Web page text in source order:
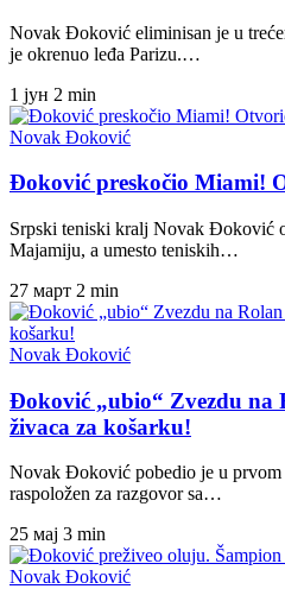
Novak Đoković eliminisan je u
je okrenuo leđa Parizu.…
1 јун 2 min
Novak Đoković
Đoković preskočio Miami!
Srpski teniski kralj Novak Đoković
Majamiju, a umesto teniskih…
27 март 2 min
Novak Đoković
Đoković „ubio“ Zvezdu na
živaca za košarku!
Novak Đoković pobedio je u
raspoložen za razgovor sa…
25 мај 3 min
Novak Đoković